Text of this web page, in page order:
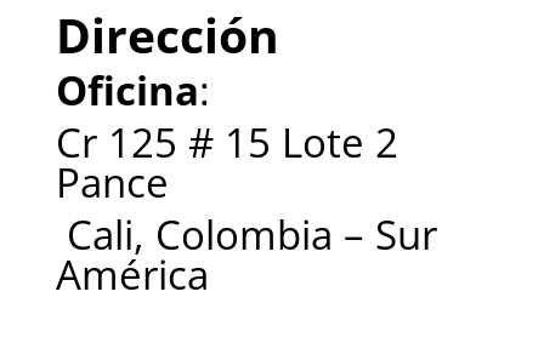
Dirección
Oficina:
Cr 125 # 15 Lote 2
Pance
Cali, Colombia – Sur
América